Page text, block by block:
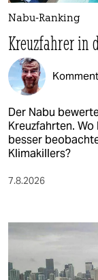
Nabu-Ranking
Kreuzfahrer in
Der Nabu
Kreuzfahrten.
besser
Klimakillers?
7.8.2026